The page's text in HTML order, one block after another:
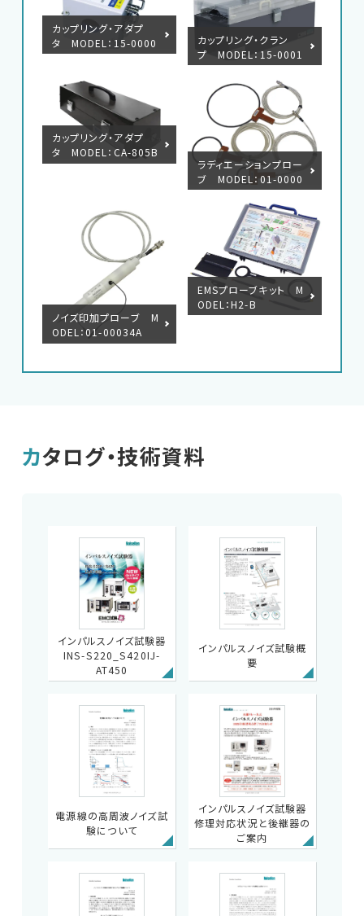
カップリング・アダプ
タ MODEL：15-0000
7A（CA-806）
カップリング・クラン
プ MODEL：15-0001
4A
カップリング・アダプ
タ MODEL：CA-805B
ラディエーションプロー
ブ MODEL：01-0000
6A/7A/8A/9A/10A/3
ノイズ印加プローブ M
ODEL：01-00034A
EMSプローブキット M
ODEL：H2-B
カタログ・技術資料
インパルスノイズ試験器
INS-S220_S420IJ-
AT450
インパルスノイズ試験概
要
電源線の高周波ノイズ試
験について
インパルスノイズ試験器
修理対応状況と後継器の
ご案内